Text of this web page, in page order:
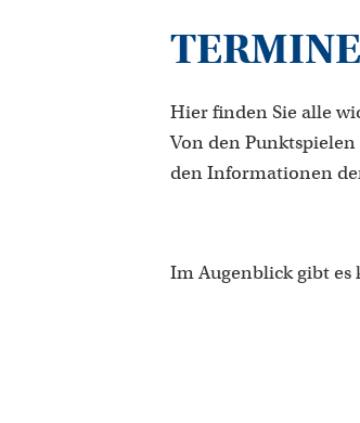
Hier finden Sie alle
Von den
den Informationen
Im Augenblick gibt es